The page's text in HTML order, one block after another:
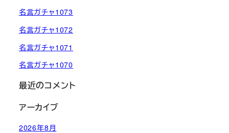
名言ガチャ1073
名言ガチャ1072
名言ガチャ1071
名言ガチャ1070
最近のコメント
アーカイブ
2026年8月